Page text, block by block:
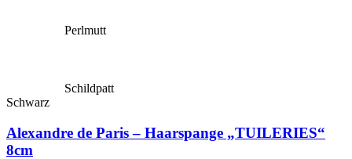
Perlmutt
Schildpatt
Schwarz
Alexandre de Paris – Haarspange „TUILERIES“
8cm